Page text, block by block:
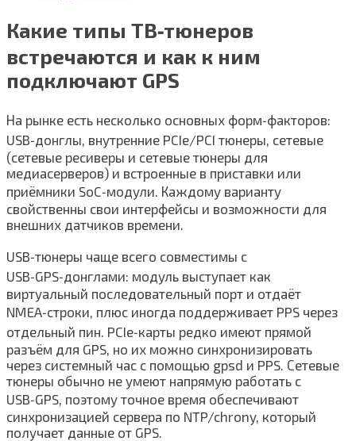
Какие типы ТВ‑тюнеров
встречаются и как к ним
подключают GPS
На рынке есть несколько основных форм‑факторов:
USB‑донглы, внутренние PCIe/PCI тюнеры, сетевые
(сетевые ресиверы и сетевые тюнеры для
медиасерверов) и встроенные в приставки или
приёмники SoC‑модули. Каждому варианту
свойственны свои интерфейсы и возможности для
внешних датчиков времени.
USB‑тюнеры чаще всего совместимы с
USB‑GPS‑донглами: модуль выступает как
виртуальный последовательный порт и отдаёт
NMEA‑строки, плюс иногда поддерживает PPS через
отдельный пин. PCIe‑карты редко имеют прямой
разъём для GPS, но их можно синхронизировать
через системный час с помощью gpsd и PPS. Сетевые
тюнеры обычно не умеют напрямую работать с
USB‑GPS, поэтому точное время обеспечивают
синхронизацией сервера по NTP/chrony, который
получает данные от GPS.